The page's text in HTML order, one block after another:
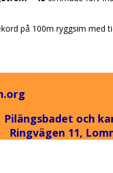
på 100m ryggsim med
Pilängsbadet och
Ringvägen 11,